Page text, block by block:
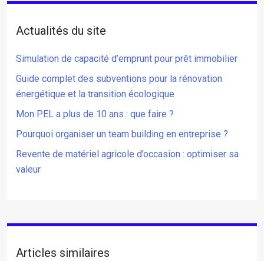
Actualités du site
Simulation de capacité d’emprunt pour prêt immobilier
Guide complet des subventions pour la rénovation
énergétique et la transition écologique
Mon PEL a plus de 10 ans : que faire ?
Pourquoi organiser un team building en entreprise ?
Revente de matériel agricole d’occasion : optimiser sa
valeur
Articles similaires